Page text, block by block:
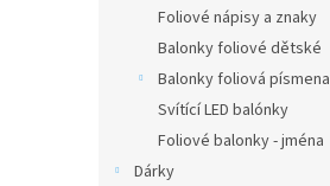
Foliové nápisy a znaky
Balonky foliové dětské
Balonky foliová písmena
Svítící LED balónky
Foliové balonky - jména
Dárky